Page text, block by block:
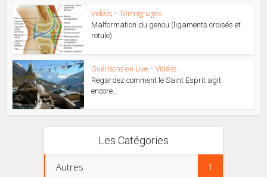
Vidéos • Témoignages
Malformation du genou (ligaments croisés et
rotule)
Guérisons en Live • Vidéos
Regardez comment le Saint Esprit agit
encore...
Les Catégories
Autres 1